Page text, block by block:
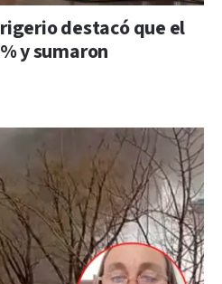
destacó que el
y sumaron